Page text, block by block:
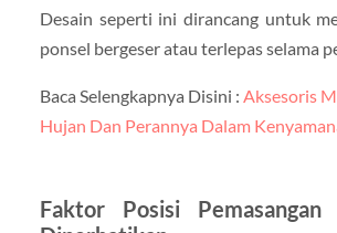
Desain seperti ini dirancang untuk
ponsel bergeser atau terlepas selama
Baca Selengkapnya Disini : Aksesoris
Hujan Dan Perannya Dalam
Faktor Posisi